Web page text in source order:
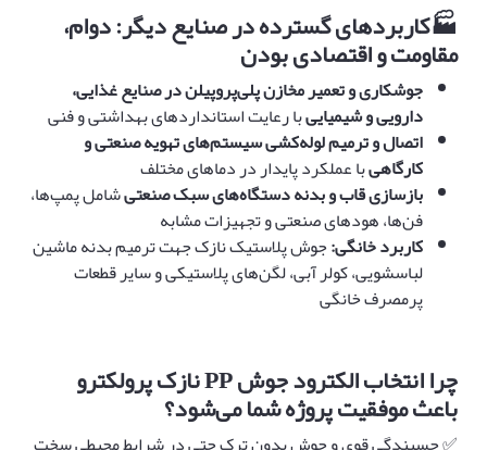
🏭کاربردهای گسترده در صنایع دیگر: دوام،
مقاومت و اقتصادی بودن
جوشکاری و تعمیر مخازن پلی‌پروپیلن در صنایع غذایی،
دارویی و شیمیاییبا رعایت استانداردهای بهداشتی و فنی
اتصال و ترمیم لوله‌کشی سیستم‌های تهویه صنعتی و
کارگاهیبا عملکرد پایدار در دماهای مختلف
بازسازی قاب و بدنه دستگاه‌های سبک صنعتیشامل پمپ‌ها،
فن‌ها، هودهای صنعتی و تجهیزات مشابه
کاربرد خانگی:جوش پلاستیک نازک جهت ترمیم بدنه ماشین
لباسشویی، کولر آبی، لگن‌های پلاستیکی و سایر قطعات
پرمصرف خانگی
چرا انتخاب الکترود جوش نازک پرولکترو
باعث موفقیت پروژه شما می‌شود؟